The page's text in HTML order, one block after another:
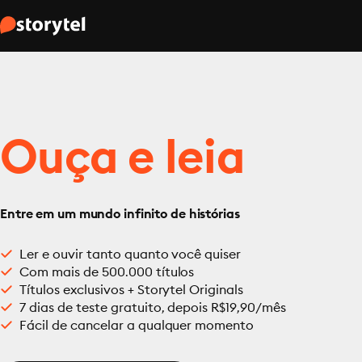
Ouça e leia
Entre em um mundo infinito de histórias
Ler e ouvir tanto quanto você quiser
Com mais de 500.000 títulos
Títulos exclusivos + Storytel Originals
7 dias de teste gratuito, depois R$19,90/mês
Fácil de cancelar a qualquer momento